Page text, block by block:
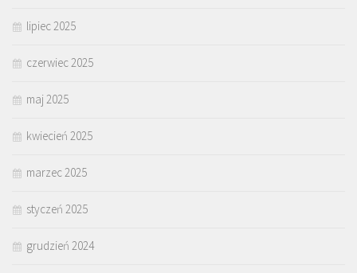
lipiec 2025
czerwiec 2025
maj 2025
kwiecień 2025
marzec 2025
styczeń 2025
grudzień 2024